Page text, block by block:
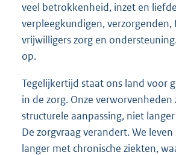
veel betrokkenheid, inzet en
verpleegkundigen,
vrijwilligers zorg en
op.
Tegelijkertijd staat ons land voor
in de zorg. Onze verworvenheden
structurele aanpassing, niet
De zorgvraag verandert. We
langer met chronische ziekten,